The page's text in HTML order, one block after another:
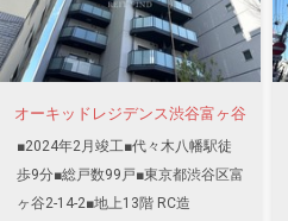
オーキッドレジデンス渋谷富ヶ谷
■2024年2月竣工■代々木八幡駅徒
歩9分■総戸数99戸■東京都渋谷区富
ヶ谷2-14-2■地上13階 RC造